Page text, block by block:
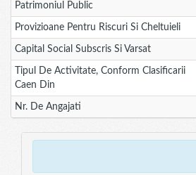
Patrimoniul Public
Provizioane Pentru Riscuri Si Cheltuieli
Capital Social Subscris Si Varsat
Tipul De Activitate, Conform Clasificarii
Caen Din
Nr. De Angajati